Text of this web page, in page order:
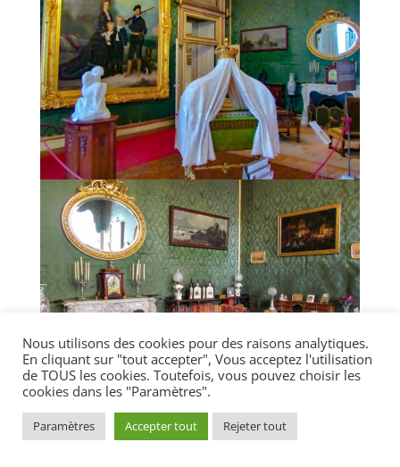
Nous utilisons des cookies pour des raisons analytiques.
En cliquant sur "tout accepter", Vous acceptez l'utilisation
de TOUS les cookies. Toutefois, vous pouvez choisir les
cookies dans les "Paramètres".
Paramètres Accepter tout Rejeter tout